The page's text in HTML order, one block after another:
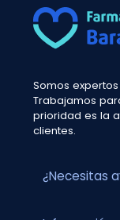
Somos
Trabajamos
prioridad es la
clientes.
¿Necesitas